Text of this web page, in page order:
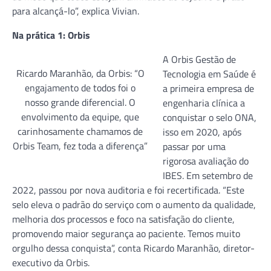
para alcançá-lo”, explica Vivian.
Na prática 1: Orbis
Ricardo Maranhão, da Orbis: “O
engajamento de todos foi o
nosso grande diferencial. O
envolvimento da equipe, que
carinhosamente chamamos de
Orbis Team, fez toda a diferença”
A Orbis Gestão de
Tecnologia em Saúde é
a primeira empresa de
engenharia clínica a
conquistar o selo ONA,
isso em 2020, após
passar por uma
rigorosa avaliação do
IBES. Em setembro de
2022, passou por nova auditoria e foi recertificada. “Este
selo eleva o padrão do serviço com o aumento da qualidade,
melhoria dos processos e foco na satisfação do cliente,
promovendo maior segurança ao paciente. Temos muito
orgulho dessa conquista”, conta Ricardo Maranhão, diretor-
executivo da Orbis.